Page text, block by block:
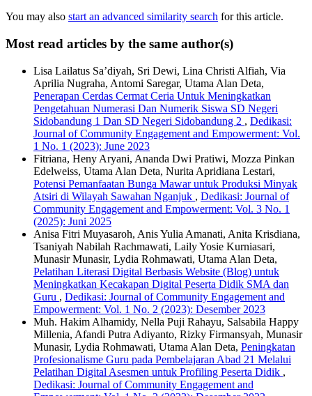
You may also start an advanced similarity search for this article.
Most read articles by the same author(s)
Lisa Lailatus Sa’diyah, Sri Dewi, Lina Christi Alfiah, Via
Aprilia Nugraha, Antomi Saregar, Utama Alan Deta,
Penerapan Cerdas Cermat Ceria Untuk Meningkatkan
Pengetahuan Numerasi Dan Numerik Siswa SD Negeri
Sidobandung 1 Dan SD Negeri Sidobandung 2 , Dedikasi:
Journal of Community Engagement and Empowerment: Vol.
1 No. 1 (2023): June 2023
Fitriana, Heny Aryani, Ananda Dwi Pratiwi, Mozza Pinkan
Edelweiss, Utama Alan Deta, Nurita Apridiana Lestari,
Potensi Pemanfaatan Bunga Mawar untuk Produksi Minyak
Atsiri di Wilayah Sawahan Nganjuk , Dedikasi: Journal of
Community Engagement and Empowerment: Vol. 3 No. 1
(2025): Juni 2025
Anisa Fitri Muyasaroh, Anis Yulia Amanati, Anita Krisdiana,
Tsaniyah Nabilah Rachmawati, Laily Yosie Kurniasari,
Munasir Munasir, Lydia Rohmawati, Utama Alan Deta,
Pelatihan Literasi Digital Berbasis Website (Blog) untuk
Meningkatkan Kecakapan Digital Peserta Didik SMA dan
Guru , Dedikasi: Journal of Community Engagement and
Empowerment: Vol. 1 No. 2 (2023): Desember 2023
Muh. Hakim Alhamidy, Nella Puji Rahayu, Salsabila Happy
Millenia, Afandi Putra Adiyanto, Rizky Firmansyah, Munasir
Munasir, Lydia Rohmawati, Utama Alan Deta, Peningkatan
Profesionalisme Guru pada Pembelajaran Abad 21 Melalui
Pelatihan Digital Asesmen untuk Profiling Peserta Didik ,
Dedikasi: Journal of Community Engagement and